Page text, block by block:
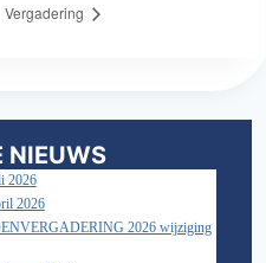
Vergadering
NIEUWS
2026
2026
2026 wijziging